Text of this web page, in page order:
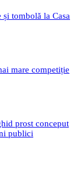
tombolă la Casa
mare competiție
prost conceput
publici